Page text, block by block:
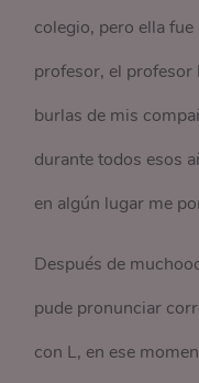
colegio, pero ella
profesor, el profesor
burlas de mis
durante todos esos
en algún lugar me
Después de
pude pronunciar
con L, en ese